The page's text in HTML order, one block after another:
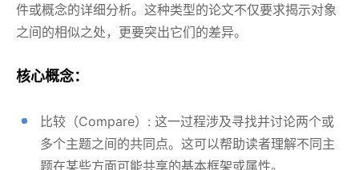
件或概念的详细分析。这种类型的论文不仅要求揭示对象
之间的相似之处，更要突出它们的差异。
核心概念：
比较（Compare）: 这一过程涉及寻找并讨论两个或
多个主题之间的共同点。这可以帮助读者理解不同主
题在某些方面可能共享的基本框架或属性。